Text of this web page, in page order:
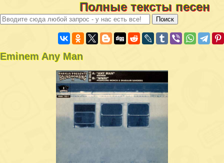
Полные тексты песен
Eminem Any Man